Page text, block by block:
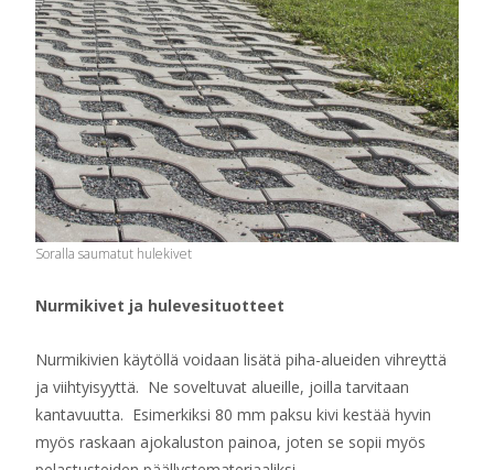
Soralla saumatut hulekivet
Nurmikivet ja hulevesituotteet
Nurmikivien käytöllä voidaan lisätä piha-alueiden vihreyttä
ja viihtyisyyttä. Ne soveltuvat alueille, joilla tarvitaan
kantavuutta. Esimerkiksi 80 mm paksu kivi kestää hyvin
myös raskaan ajokaluston painoa, joten se sopii myös